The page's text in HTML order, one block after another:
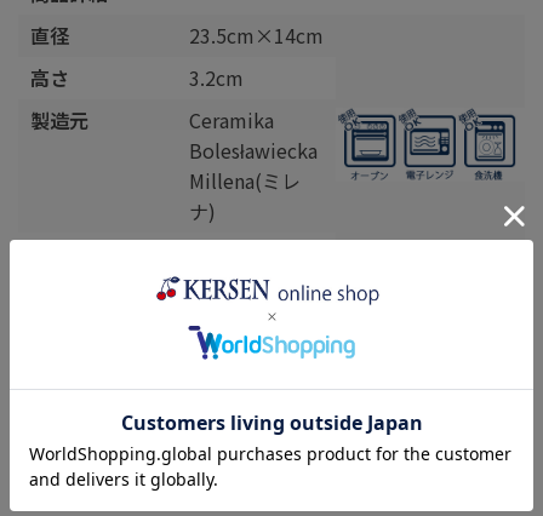
直径
23.5cm×14cm
高さ
3.2cm
製造元
Ceramika
Bolesławiecka
Millena(ミレ
ナ)
※ポーリッシュポタリーの特性 各製品にはハンドメイド
ならではの特徴が見られます。
当店は3,980円以上で送料無料で
す。あわせ買いに以下の商品が人気